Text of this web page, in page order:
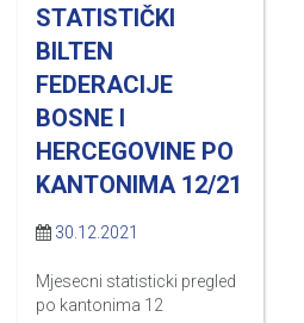
STATISTIČKI
BILTEN
FEDERACIJE
BOSNE I
HERCEGOVINE PO
KANTONIMA 12/21
30.12.2021
Mjesecni statisticki pregled
po kantonima 12